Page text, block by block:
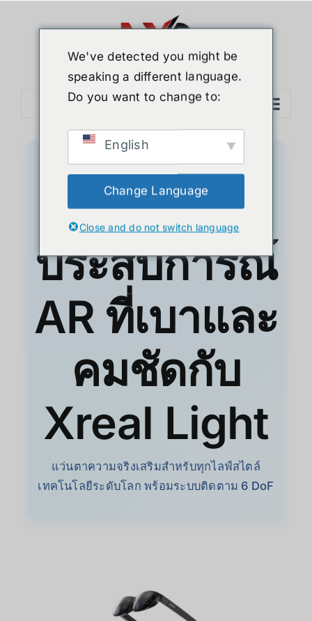
สัมผัส
ประสบการณ์
AR ที่เบาและ
คมชัดกับ
Xreal Light
แว่นตาความจริงเสริมสำหรับทุกไลฟ์สไตล์
เทคโนโลยีระดับโลก พร้อมระบบติดตาม 6 DoF
We've detected you might be
speaking a different language.
Do you want to change to:
English
Change Language
Close and do not switch language